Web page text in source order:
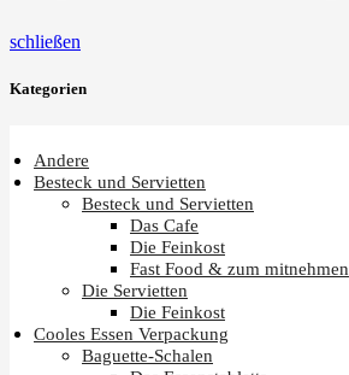
schließen
Kategorien
Andere
Besteck und Servietten
Besteck und Servietten
Das Cafe
Die Feinkost
Fast Food & zum mitnehmen
Die Servietten
Die Feinkost
Cooles Essen Verpackung
Baguette-Schalen